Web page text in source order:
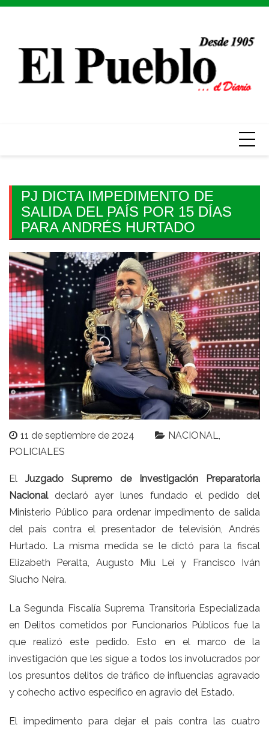
Skip
PJ DICTA IMPEDIMENTO DE
SALIDA DEL PAÍS POR 15 DÍAS
PARA ANDRÉS HURTADO
11 de septiembre de 2024
NACIONAL
POLICIALES
El Juzgado Supremo de Investigación Preparatoria
Nacionaldeclaró ayer lunes fundado el pedido del
Ministerio Público para ordenar impedimento de salida
del país contra el presentador de televisión, Andrés
Hurtado. La misma medida se le dictó para la fiscal
Elizabeth Peralta, Augusto Miu Lei y Francisco Iván
Siucho Neira.
La Segunda Fiscalía Suprema Transitoria Especializada
en Delitos cometidos por Funcionarios Públicos fue la
que realizó este pedido. Esto en el marco de la
investigación que les sigue a todos los involucrados por
los presuntos delitos de tráfico de influencias agravado
y cohecho activo específico en agravio del Estado.
El impedimento para dejar el país contra las cuatro